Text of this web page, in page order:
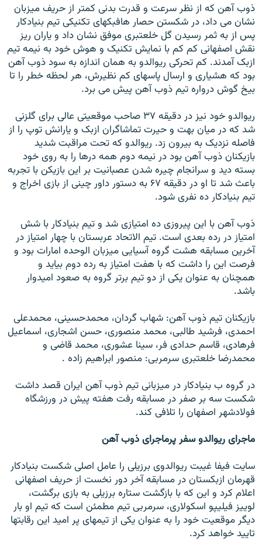
ذوب آهن که از نظر سرعت و قدرت بدنی کمتر از حريف ميزبان
نشان می داد، در شکستن حصار هافبکهای تکنيکی تيم بنيادکار
پس از به ثمر رسيدن گل خلعتبری موفق نشان داد و ياران ريز
نقش اصفهانی کم کم با نمايش تکنيک و هوش خود به نيمه تيم
ازبک آمدند. کم تحرکی ريوالدو به همان اندازه به سود ذوب آهن
بود که هشياری و ارسال پاسهای کم نظيرش، هر لحظه خطر را تا
بيخ گوش درواره تيم ذوب آهن پيش می برد.
ريوالدو خود نيز در دقيقه ۳۷ صاحب موقعيتی عالی برای گلزنی
شد که در ميان بهت و حيرت تماشاگران ازبک و يارانش توپ را از
فاصله نزديک به بيرون زد. ريوالدو که تحت مراقبت شديد
بازيکنان ذوب آهن بود در نيمه دوم همه درها را به روی خود
بسته ديد و سرانجام چيره شدن عصبانيت بر اين بازيکن با تجربه
باعث شد تا او در دقيقه ۶۷ به دستور داور چينی از بازی اخراج و
تيم بنيادکار ده نفری شود.
ذوب آهن با اين پيروزی ده امتيازی شد و تيم بنيادکار با شش
امتياز در رده بعدی است. تيم الاتحاد عربستان با چهار امتياز در
آخرين مسابقه هشت گروه آسيايی ميزبان الوحده امارات بود و
فرصت اين را داشت که با هفت امتياز به رده دوم بيايد و
همچنان به عنوان يکی از دو تيم برتر گروه به صعود اميدوار
باشد.
بازيکنان تيم ذوب آهن: شهاب گردان، محمدحسينی، محمدعلی
احمدی، فرشيد طالبی، محمد منصوری، حسن اشجاری، اسماعيل
فرهادی، قاسم حدادی فر، سينا عشوری، محمد قاضی و
محمدرضا خلعتبری سرمربی: منصور ابراهيم زاده .
در گروه ب بنيادکار در ميزبانی تيم ذوب آهن ايران قصد داشت
شکست سه بر صفر در مسابقه رفت هفته پيش در ورزشگاه
فولادشهر اصفهان را تلافی کند.
ماجرای ريوالدو سفر پرماجرای ذوب آهن
سايت فيفا غيبت ريوالدوی برزيلی را عامل اصلی شکست بنيادکار
قهرمان ازبکستان در مسابقه آخر دور نخست از حريف اصفهانی
اعلام کرد و اين که با بازگشت ستاره برزيلی به بازی برگشت،
لوييز فيليپو اسکولاری، سرمربی تيم مطمئن است که تيم او بار
ديگر موقعيت خود را به عنوان يکی از تيمهای پر اميد اين رقابتها
تاييد خواهد کرد.